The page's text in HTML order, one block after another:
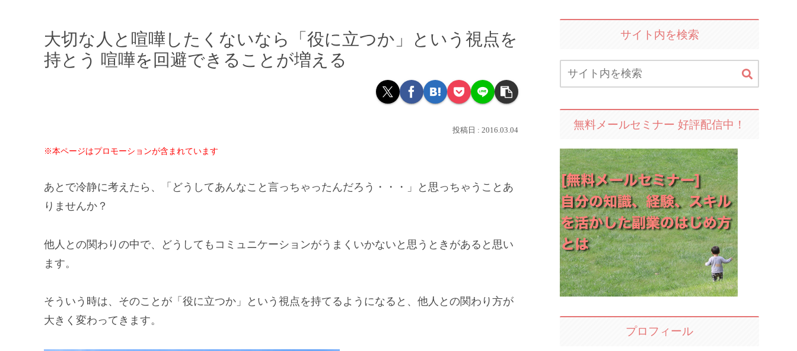
大切な人と喧嘩したくないなら「役に立つか」という視点を
持とう 喧嘩を回避できることが増える
2016.03.04
※本ページはプロモーションが含まれています
あとで冷静に考えたら、「どうしてあんなこと言っちゃったんだろう・・・」と思っちゃうことあ
りませんか？
他人との関わりの中で、どうしてもコミュニケーションがうまくいかないと思うときがあると思い
ます。
そういう時は、そのことが「役に立つか」という視点を持てるようになると、他人との関わり方が
大きく変わってきます。
サイト内を検索
無料メールセミナー 好評配信中！
プロフィール